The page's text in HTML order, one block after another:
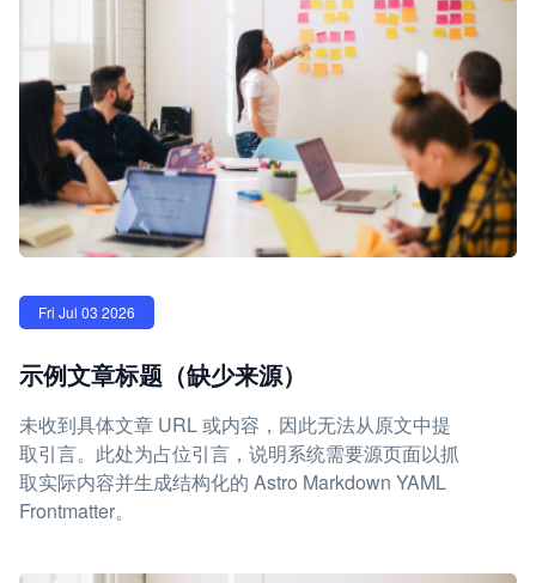
Fri Jul 03 2026
示例文章标题（缺少来源）
未收到具体文章 URL 或内容，因此无法从原文中提
取引言。此处为占位引言，说明系统需要源页面以抓
取实际内容并生成结构化的 Astro Markdown YAML
Frontmatter。